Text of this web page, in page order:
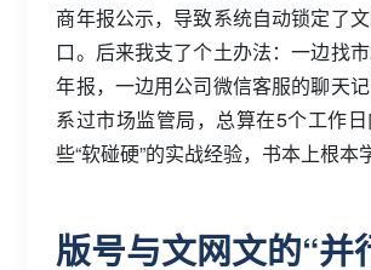
商年报公示，导致系统自动锁定了
口。后来我支了个土办法：一边找
年报，一边用公司微信客服的聊天
系过市场监管局，总算在5个工作
些“软碰硬”的实战经验，书本上根本
版号与文网文的“并